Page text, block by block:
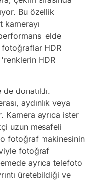
Bu özellik
kamerayı
elde
fotoğraflar HDR
HDR
donatıldı.
aydınlık veya
Kamera ayrıca ister
uzun mesafeli
fotoğraf makinesinin
fotoğraf
ayrıca telefoto
üretebildiği ve